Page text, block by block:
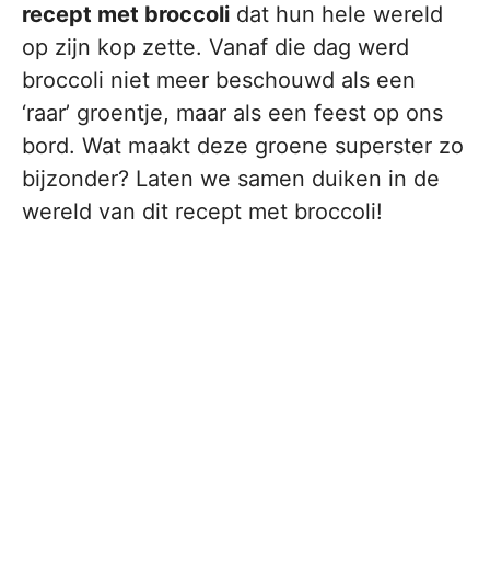
recept met broccoli dat hun hele wereld
op zijn kop zette. Vanaf die dag werd
broccoli niet meer beschouwd als een
‘raar’ groentje, maar als een feest op ons
bord. Wat maakt deze groene superster zo
bijzonder? Laten we samen duiken in de
wereld van dit recept met broccoli!